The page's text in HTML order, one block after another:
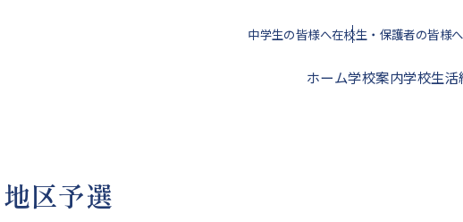
中学生の皆様へ在校生・保護者の皆様へ
ホーム学校案内学校生活
区予選